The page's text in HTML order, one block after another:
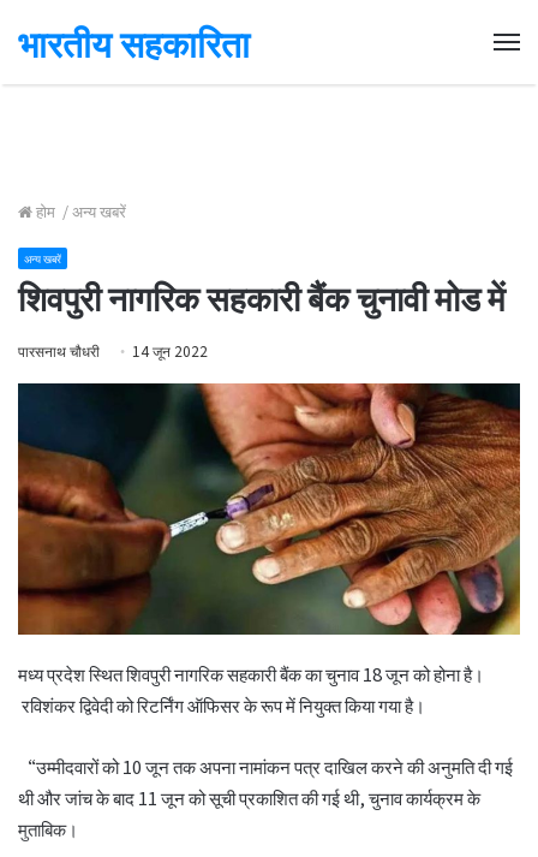
भारतीय सहकारिता
होम /अन्य खबरें
अन्य खबरें
शिवपुरी नागरिक सहकारी बैंक चुनावी मोड में
पारसनाथ चौधरी 14 जून 2022
मध्य प्रदेश स्थित शिवपुरी नागरिक सहकारी बैंक का चुनाव 18 जून को होना है।
रविशंकर द्विवेदी को रिटर्निंग ऑफिसर के रूप में नियुक्त किया गया है।
“उम्मीदवारों को 10 जून तक अपना नामांकन पत्र दाखिल करने की अनुमति दी गई
थी और जांच के बाद 11 जून को सूची प्रकाशित की गई थी, चुनाव कार्यक्रम के
मुताबिक।